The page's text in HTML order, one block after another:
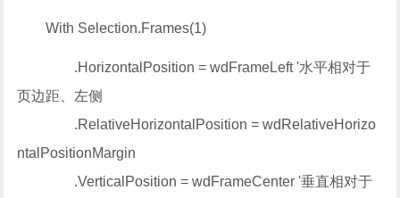
With Selection.Frames(1)
.HorizontalPosition = wdFrameLeft '水平相对于
页边距、左侧
.RelativeHorizontalPosition = wdRelativeHorizo
ntalPositionMargin
.VerticalPosition = wdFrameCenter '垂直相对于